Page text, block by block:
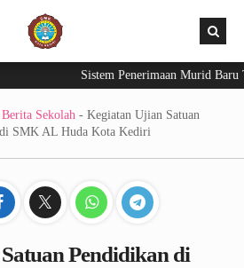
Sistem Penerimaan Murid Baru
Berita Sekolah- Kegiatan Ujian Satuan
SMK AL Huda Kota Kediri
Pendidikan di